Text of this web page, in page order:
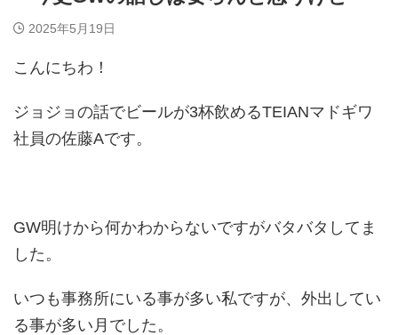
2025年5月19日
こんにちわ！
ジョジョの話でビールが3杯飲めるTEIANマドギワ
社員の佐藤Aです。
GW明けから何かわからないですがバタバタしてま
した。
いつも事務所にいる事が多い私ですが、外出してい
る事が多い月でした。